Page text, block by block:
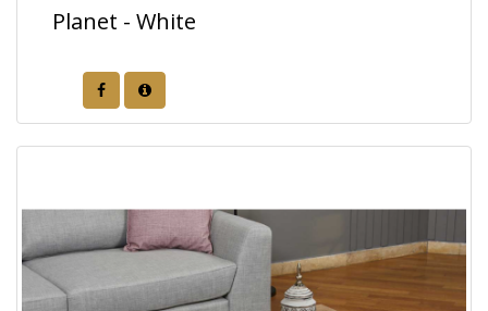
Planet - White